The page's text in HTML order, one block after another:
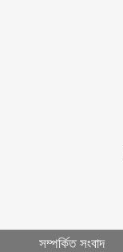
সম্পর্কিত সংবাদ